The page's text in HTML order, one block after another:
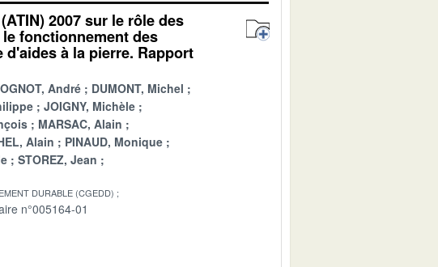
2007 sur le rôle des
le fonctionnement des
à la pierre. Rapport
André
DUMONT, Michel
JOIGNY, Michèle
MARSAC, Alain
Alain
PINAUD, Monique
STOREZ, Jean
DURABLE (CGEDD)
n°005164-01